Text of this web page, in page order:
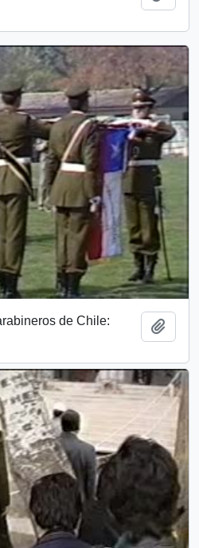
de Chile: